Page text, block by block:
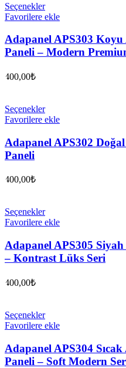
Seçenekler
Favorilere ekle
Adapanel APS303
Paneli – Modern
400,00₺
Seçenekler
Favorilere ekle
Adapanel APS302
Paneli
400,00₺
Seçenekler
Favorilere ekle
Adapanel APS305
– Kontrast Lüks Seri
400,00₺
Seçenekler
Favorilere ekle
Adapanel APS304
Paneli – Soft Modern